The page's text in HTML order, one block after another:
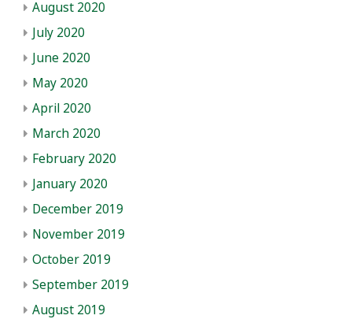
August 2020
July 2020
June 2020
May 2020
April 2020
March 2020
February 2020
January 2020
December 2019
November 2019
October 2019
September 2019
August 2019